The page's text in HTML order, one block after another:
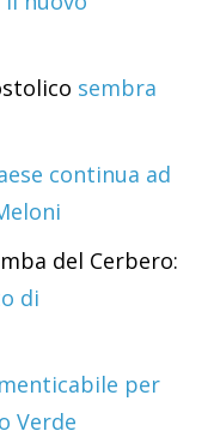
sembra
continua ad
del Cerbero:
di
per
Verde